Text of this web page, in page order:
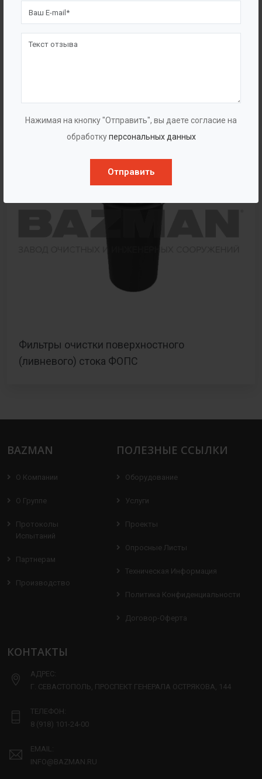
Нажимая на кнопку "Отправить", вы даете согласие на
обработкуперсональных данных
Отправить
Фильтры очистки поверхностного
(ливневого) стока ФОПС
BAZMAN
О Компании
О Группе
Протоколы
Испытаний
Партнерам
Производство
ПОЛЕЗНЫЕ ССЫЛКИ
Оборудование
Услуги
Проекты
Опросные Листы
Техническая Информация
Политика Конфиденциальности
Договор-Оферта
КОНТАКТЫ
АДРЕС:
Г. СЕВАСТОПОЛЬ, ПРОСПЕКТ ГЕНЕРАЛА ОСТРЯКОВА, 144
ТЕЛЕФОН:
8 (918) 101-24-00
EMAIL:
INFO@BAZMAN.RU